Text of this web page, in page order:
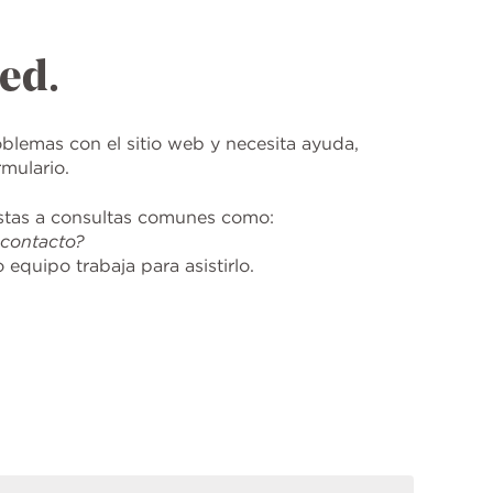
con el sitio web y necesita ayuda,
a consultas comunes como:
trabaja para asistirlo.